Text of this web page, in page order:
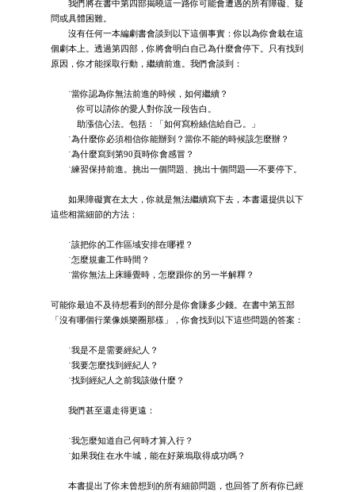
我們將在書中第四部揭曉這一路你可能會遭遇的所有障礙、疑
問或具體困難。
沒有任何一本編劇書會談到以下這個事實：你以為你會栽在這
個劇本上。透過第四部，你將會明白自己為什麼會停下。只有找到
原因，你才能採取行動，繼續前進。我們會談到：
˙當你認為你無法前進的時候，如何繼續？
你可以請你的愛人對你說一段告白。
助漲信心法。包括：「如何寫粉絲信給自己。」
˙為什麼你必須相信你能辦到？當你不能的時候該怎麼辦？
˙為什麼寫到第90頁時你會感冒？
˙練習保持前進。挑出一個問題、挑出十個問題──不要停下。
如果障礙實在太大，你就是無法繼續寫下去，本書還提供以下
這些相當細節的方法：
˙該把你的工作區域安排在哪裡？
˙怎麼規畫工作時間？
˙當你無法上床睡覺時，怎麼跟你的另一半解釋？
可能你最迫不及待想看到的部分是你會賺多少錢。在書中第五部
「沒有哪個行業像娛樂圈那樣」，你會找到以下這些問題的答案：
˙我是不是需要經紀人？
˙我要怎麼找到經紀人？
˙找到經紀人之前我該做什麼？
我們甚至還走得更遠：
˙我怎麼知道自己何時才算入行？
˙如果我住在水牛城，能在好萊塢取得成功嗎？
本書提出了你未曾想到的所有細節問題，也回答了所有你已經